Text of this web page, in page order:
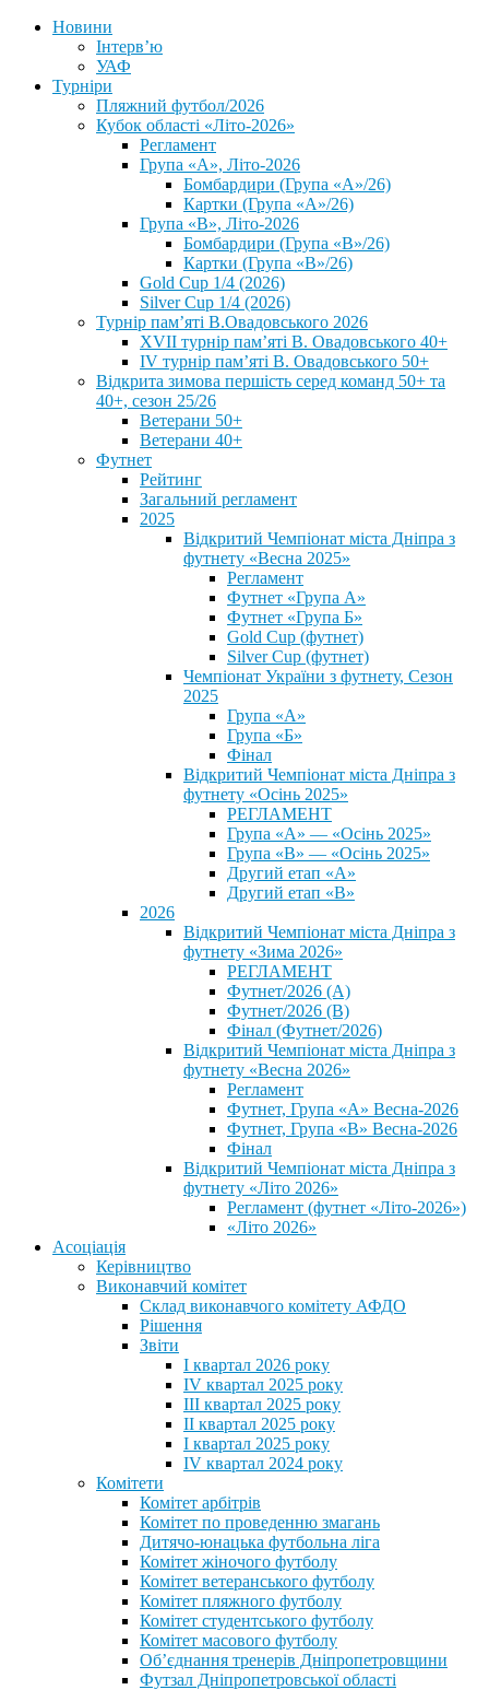
Новини
Інтерв’ю
УАФ
Турніри
Пляжний футбол/2026
Кубок області «Літо-2026»
Регламент
Група «А», Літо-2026
Бомбардири (Група «А»/26)
Картки (Група «А»/26)
Група «В», Літо-2026
Бомбардири (Група «В»/26)
Картки (Група «В»/26)
Gold Cup 1/4 (2026)
Silver Cup 1/4 (2026)
Турнір пам’яті В.Овадовського 2026
XVII турнір пам’яті В. Овадовського 40+
IV турнір пам’яті В. Овадовського 50+
Відкрита зимова першість серед команд 50+ та
40+, сезон 25/26
Ветерани 50+
Ветерани 40+
Футнет
Рейтинг
Загальний регламент
2025
Відкритий Чемпіонат міста Дніпра з
футнету «Весна 2025»
Регламент
Футнет «Група А»
Футнет «Група Б»
Gold Cup (футнет)
Silver Cup (футнет)
Чемпіонат України з футнету, Сезон
2025
Група «А»
Група «Б»
Фінал
Відкритий Чемпіонат міста Дніпра з
футнету «Осінь 2025»
РЕГЛАМЕНТ
Група «А» — «Осінь 2025»
Група «В» — «Осінь 2025»
Другий етап «А»
Другий етап «В»
2026
Відкритий Чемпіонат міста Дніпра з
футнету «Зима 2026»
РЕГЛАМЕНТ
Футнет/2026 (А)
Футнет/2026 (В)
Фінал (Футнет/2026)
Відкритий Чемпіонат міста Дніпра з
футнету «Весна 2026»
Регламент
Футнет, Група «А» Весна-2026
Футнет, Група «В» Весна-2026
Фінал
Відкритий Чемпіонат міста Дніпра з
футнету «Літо 2026»
Регламент (футнет «Літо-2026»)
«Літо 2026»
Асоціація
Керівництво
Виконавчий комітет
Склад виконавчого комітету АФДО
Рішення
Звіти
I квартал 2026 року
IV квартал 2025 року
III квартал 2025 року
II квартал 2025 року
I квартал 2025 року
IV квартал 2024 року
Комітети
Комітет арбітрів
Комітет по проведенню змагань
Дитячо-юнацька футбольна ліга
Комітет жіночого футболу
Комітет ветеранського футболу
Комітет пляжного футболу
Комітет студентського футболу
Комітет масового футболу
Обʼєднання тренерів Дніпропетровщини
Футзал Дніпропетровської області